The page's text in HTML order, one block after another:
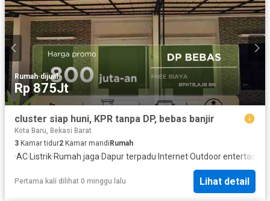
Rumah·dijual
Rp 875Jt
cluster siap huni, KPR tanpa DP, bebas banjir
Kota Baru, Bekasi Barat
3 Kamar tidur2 Kamar mandi Rumah
·AC·Listrik·Rumah jaga·Dapur terpadu· Internet·Outdoor
Pertama kali dilihat 0 minggu lalu Lihat detail